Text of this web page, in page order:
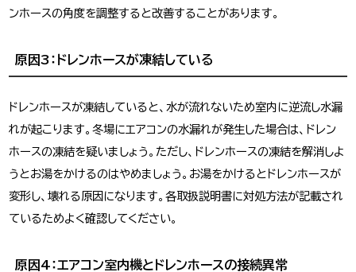
ンホースの角度を調整すると改善することがあります。
原因3：ドレンホースが凍結している
ドレンホースが凍結していると、水が流れないため室内に逆流し水漏
れが起こります。冬場にエアコンの水漏れが発生した場合は、ドレン
ホースの凍結を疑いましょう。ただし、ドレンホースの凍結を解消しよ
うとお湯をかけるのはやめましょう。お湯をかけるとドレンホースが
変形し、壊れる原因になります。各取扱説明書に対処方法が記載され
ているためよく確認してください。
原因4：エアコン室内機とドレンホースの接続異常